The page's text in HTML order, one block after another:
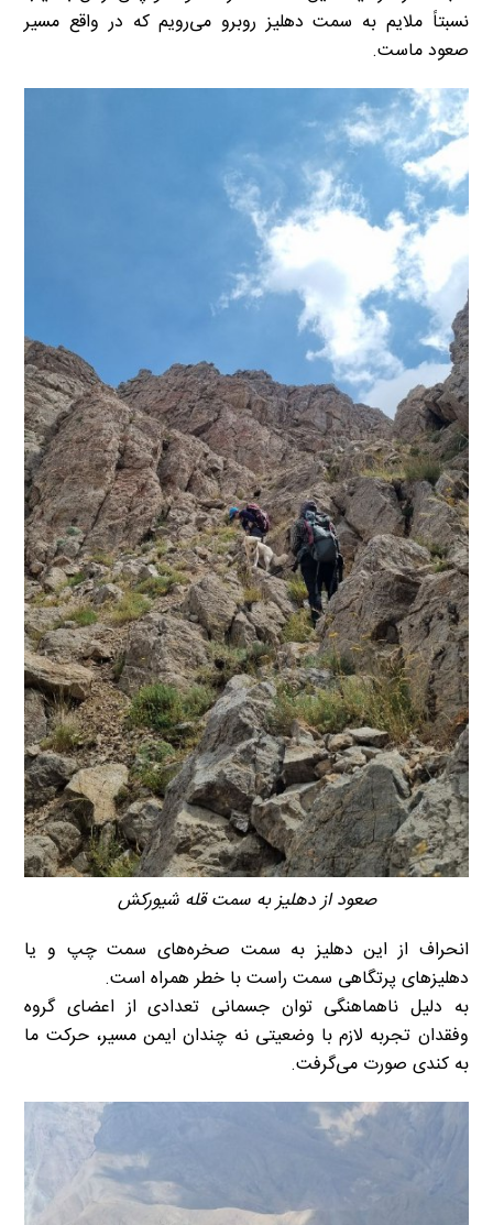
نسبتاً ملایم به سمت دهلیز روبرو می‌رویم که در واقع مسیر
صعود ما‌ست.
صعود از دهلیز به سمت قله شیورکش
انحراف از این دهلیز به سمت صخره‌های سمت چپ و یا
دهلیز‌های پرتگاهی سمت راست با خطر همراه است.
به دلیل ناهماهنگی توان جسمانی تعدادی از اعضای گروه
وفقدان تجربه لازم با وضعیتی نه چندان ایمن مسیر، حرکت ما
به کندی صورت می‌گرفت.